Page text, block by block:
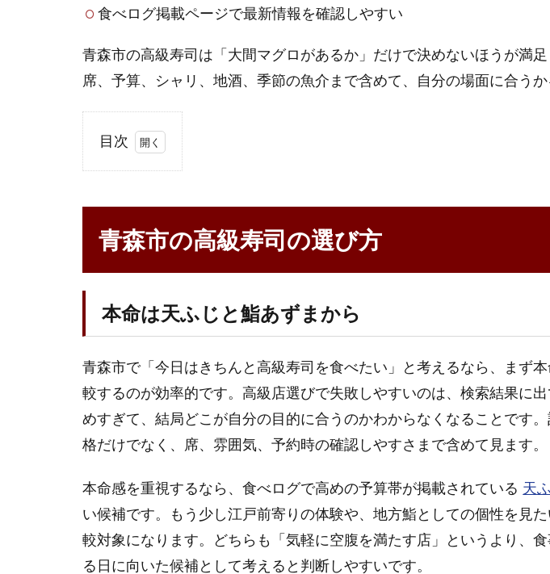
食べログ掲載ページで最新情報を確認しやすい
青森市の高級寿司は「大間マグロがあるか」だけで決めないほうが満
席、予算、シャリ、地酒、季節の魚介まで含めて、自分の場面に合うか
目次
森
の
司
の
び
方
1.1
本命
ふじ
と鮨
あず
まか
青森市の高級寿司の選び方
本命は天ふじと鮨あずまから
青森市で「今日はきちんと高級寿司を食べたい」と考えるなら、まず
較するのが効率的です。高級店選びで失敗しやすいのは、検索結果に
めすぎて、結局どこが自分の目的に合うのかわからなくなることです
格だけでなく、席、雰囲気、予約時の確認しやすさまで含めて見ます。
本命感を重視するなら、食べログで高めの予算帯が掲載されている 天
い候補です。もう少し江戸前寄りの体験や、地方鮨としての個性を見た
較対象になります。どちらも「気軽に空腹を満たす店」というより、
る日に向いた候補として考えると判断しやすいです。